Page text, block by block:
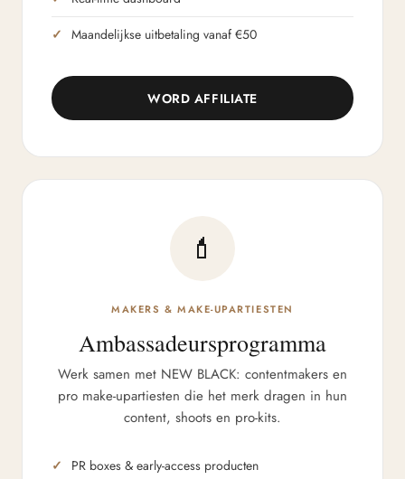
Maandelijkse uitbetaling vanaf €50
WORD AFFILIATE
💄
MAKERS & MAKE-UPARTIESTEN
Ambassadeursprogramma
Werk samen met NEW BLACK: contentmakers en
pro make-upartiesten die het merk dragen in hun
content, shoots en pro-kits.
PR boxes & early-access producten